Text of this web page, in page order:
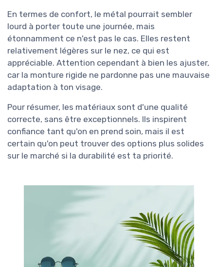
En termes de confort, le métal pourrait sembler
lourd à porter toute une journée, mais
étonnamment ce n'est pas le cas. Elles restent
relativement légères sur le nez, ce qui est
appréciable. Attention cependant à bien les ajuster,
car la monture rigide ne pardonne pas une mauvaise
adaptation à ton visage.
Pour résumer, les matériaux sont d'une qualité
correcte, sans être exceptionnels. Ils inspirent
confiance tant qu'on en prend soin, mais il est
certain qu'on peut trouver des options plus solides
sur le marché si la durabilité est ta priorité.